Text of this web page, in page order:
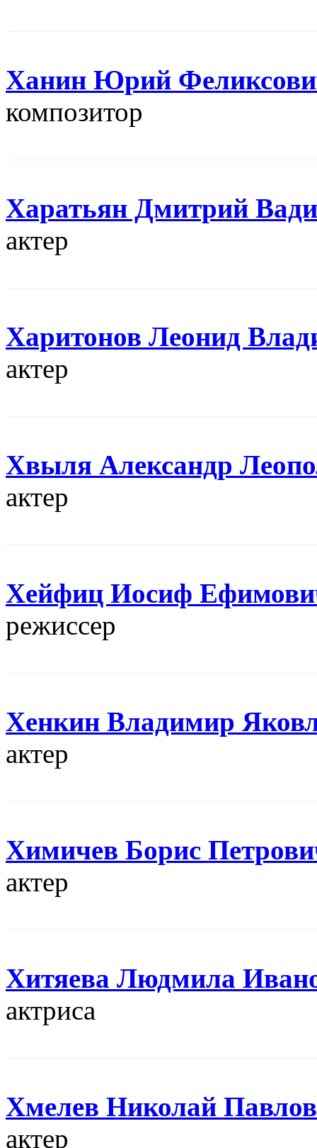
Ханин Юрий
композитор
Харатьян Дмитрий
актер
Харитонов Леонид
актер
Хвыля Александр
актер
Хейфиц Иосиф
режисcер
Хенкин Владимир
актер
Химичев Борис
актер
Хитяева Людмила
актриса
Хмелев Николай
актер